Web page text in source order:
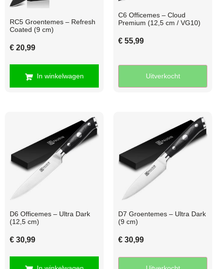
RC5 Groentemes – Refresh
Coated (9 cm)
€ 20,99
In winkelwagen
C6 Officemes – Cloud
Premium (12,5 cm / VG10)
€ 55,99
Uitverkocht
D6 Officemes – Ultra Dark
(12,5 cm)
€ 30,99
D7 Groentemes – Ultra Dark
(9 cm)
€ 30,99